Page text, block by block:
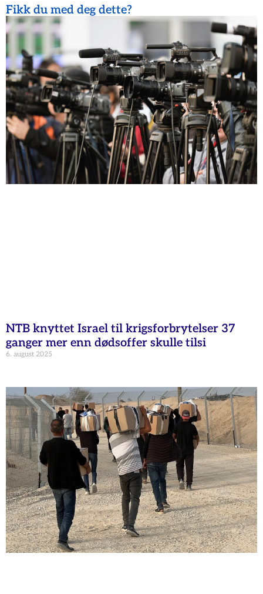
Fikk du med deg dette?
NTB knyttet Israel til krigsforbrytelser 37
ganger mer enn dødsoffer skulle tilsi
6. august 2025